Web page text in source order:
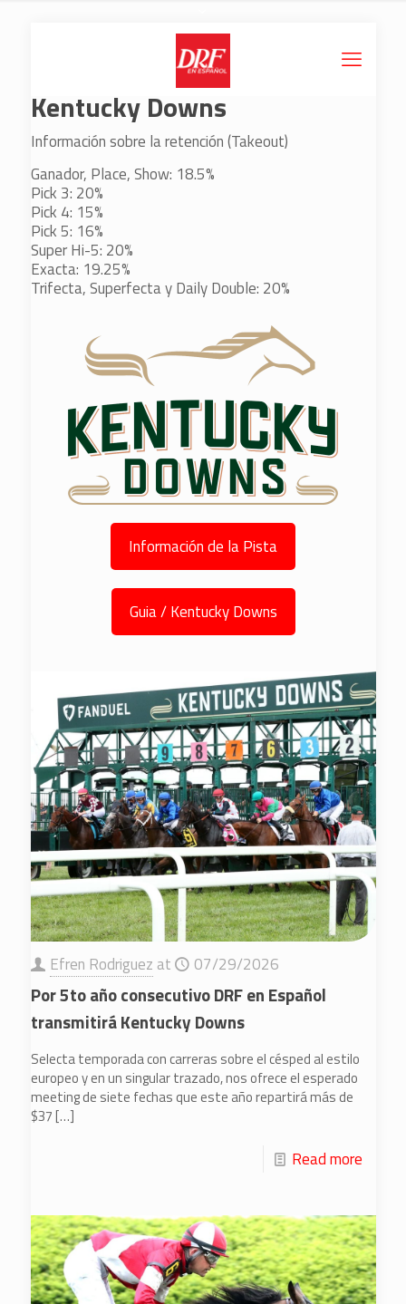
Kentucky Downs
Información sobre la retención (Takeout)
Ganador, Place, Show: 18.5%
Pick 3: 20%
Pick 4: 15%
Pick 5: 16%
Super Hi-5: 20%
Exacta: 19.25%
Trifecta, Superfecta y Daily Double: 20%
Información de la Pista
Guia / Kentucky Downs
Efren Rodriguez at 07/29/2026
Por 5to año consecutivo DRF en Español
transmitirá Kentucky Downs
Selecta temporada con carreras sobre el césped al estilo
europeo y en un singular trazado, nos ofrece el esperado
meeting de siete fechas que este año repartirá más de
$37[…]
Read more